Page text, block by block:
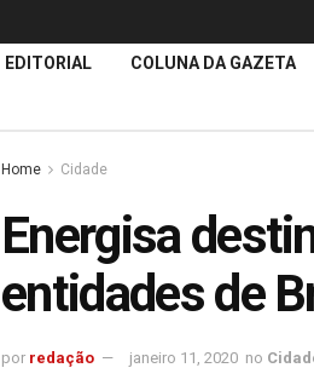
EDITORIAL COLUNA DA GAZETA
Home Cidade
Energisa
entidades de
por redação janeiro 11, 2020 no